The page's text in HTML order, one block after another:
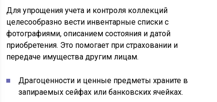
Для упрощения учета и контроля коллекций
целесообразно вести инвентарные списки с
фотографиями, описанием состояния и датой
приобретения. Это помогает при страховании и
передаче имущества другим лицам.
Драгоценности и ценные предметы храните в
запираемых сейфах или банковских ячейках.